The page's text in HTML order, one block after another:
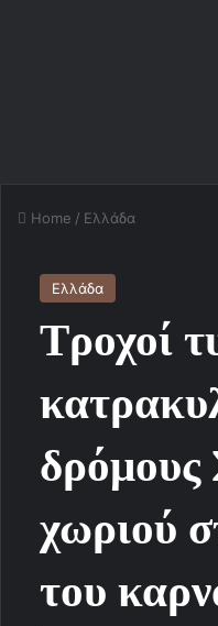
Home / Ελλάδα
Ελλάδα
Τροχοί
δρόμους
χωριού
του